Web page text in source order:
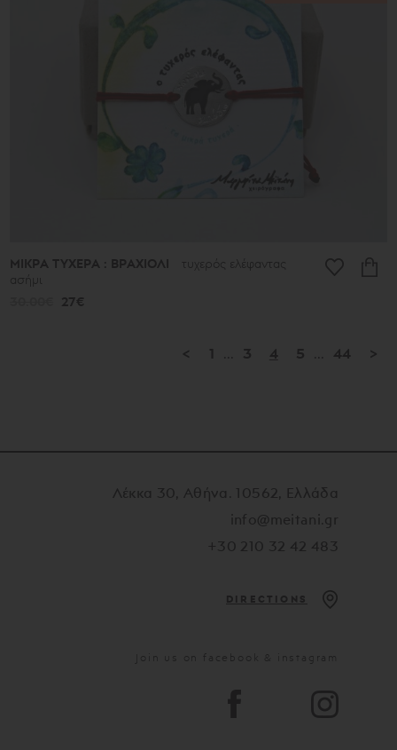
ΜΙΚΡΑ ΤΥΧΕΡΑ : ΒΡΑΧΙΟΛΙ
τυχερός ελέφαντας
ασήμι
27€
< 1 3 4 5 44 >
Λέκκα 30, Αθήνα. 10562, Ελλάδα
info@meitani.gr
+30 210 32 42 483
DIRECTIONS
Join us on facebook & instagram